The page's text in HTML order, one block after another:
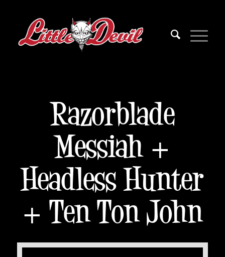
Razorblade
Messiah +
Headless Hunter
+ Ten Ton John